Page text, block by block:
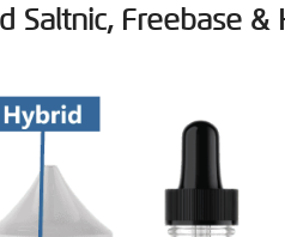
Saltnic, Freebase &